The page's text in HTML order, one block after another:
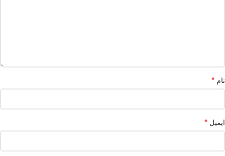
نام *
ایمیل *